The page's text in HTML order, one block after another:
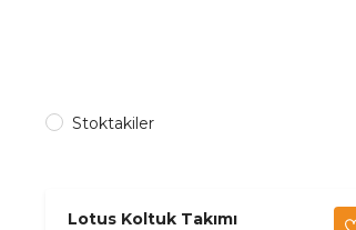
Stoktakiler
Lotus Koltuk Takımı